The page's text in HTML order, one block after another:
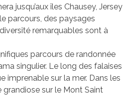
jusqu’aux îles Chausey, Jersey
parcours, des paysages
remarquables sont à
parcours de randonnée
singulier. Le long des falaises
imprenable sur la mer. Dans les
sur le Mont Saint